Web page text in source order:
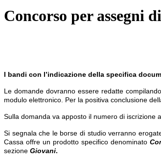
Concorso per assegni
I bandi con l’indicazione della specifica
Le domande dovranno essere redatte
modulo elettronico. Per la positiva conclusione
Sulla domanda va apposto il numero di iscrizione
Si segnala che le borse di studio verranno
Cassa offre un prodotto specifico denominato
sezione Giovani.